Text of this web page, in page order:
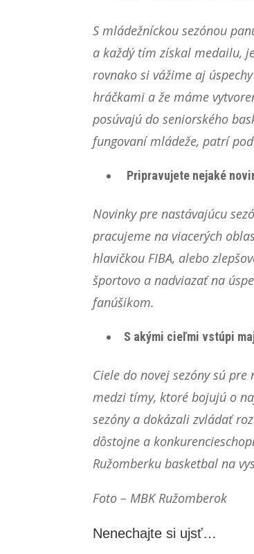
S mládežníckou sezónou
a každý tím získal medailu,
rovnako si vážime aj
hráčkami a že máme
posúvajú do seniorského
fungovaní mládeže, patrí
Pripravujete nejaké
Novinky pre nastávajúcu
pracujeme na viacerých
hlavičkou FIBA, alebo
športovo a nadviazať na
fanúšikom.
S akými cieľmi vstúpi
Ciele do novej sezóny sú
medzi tímy, ktoré bojujú o
sezóny a dokázali zvládať
dôstojne a
Ružomberku basketbal na
Foto – MBK Ružomberok
Nenechajte si ujsť…